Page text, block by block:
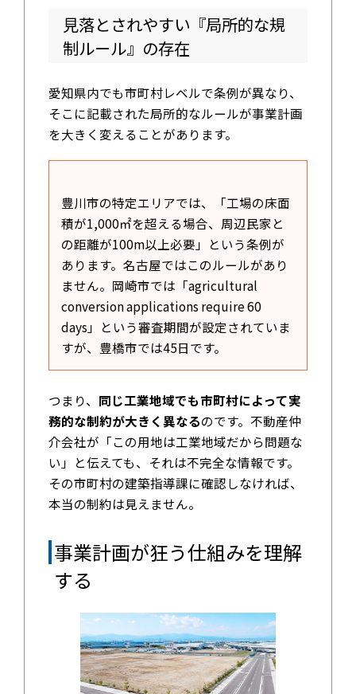
見落とされやすい『局所的な規
制ルール』の存在
愛知県内でも市町村レベルで条例が異なり、
そこに記載された局所的なルールが事業計画
を大きく変えることがあります。
豊川市の特定エリアでは、「工場の床面
積が1,000㎡を超える場合、周辺民家と
の距離が100m以上必要」という条例が
あります。名古屋ではこのルールがあり
ません。岡崎市では「agricultural
conversion applications require 60
days」という審査期間が設定されていま
すが、豊橋市では45日です。
つまり、 同じ工業地域でも市町村によって実
務的な制約が大きく異なるのです。不動産仲
介会社が「この用地は工業地域だから問題な
い」と伝えても、それは不完全な情報です。
その市町村の建築指導課に確認しなければ、
本当の制約は見えません。
事業計画が狂う仕組みを理解
する